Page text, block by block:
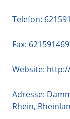
Telefon:
Fax:
Website:
Adresse:
Rhein,